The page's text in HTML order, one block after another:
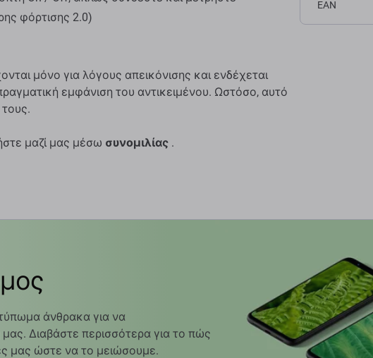
φόρτισης 2.0)
μόνο για λόγους απεικόνισης και ενδέχεται
εμφάνιση του αντικειμένου. Ωστόσο, αυτό
μαζί μας μέσω συνομιλίας .
EAN
άνθρακα για να
Διαβάστε περισσότερα για το πώς
μας ώστε να το μειώσουμε.